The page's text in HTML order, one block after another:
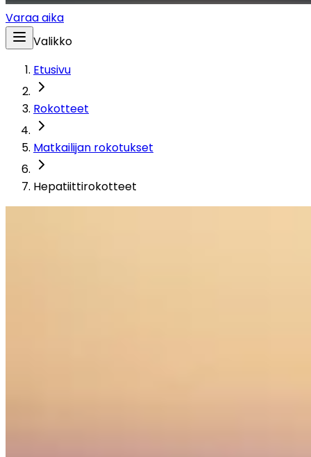
Varaa aika
Valikko
Etusivu
Rokotteet
Matkailijan rokotukset
Hepatiittirokotteet